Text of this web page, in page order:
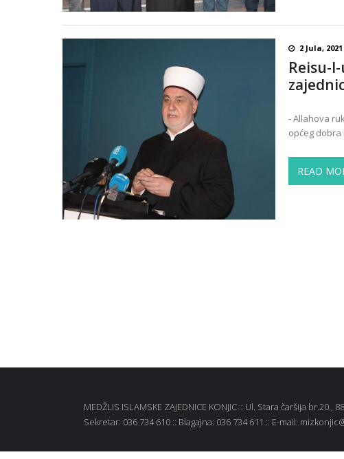
2 Jula, 2021
Reisu-
- Allahova
općeg
READ
MEDŽLIS ISLAMSKE ZAJEDNICE KONJIC :: Ul. Stara čaršija br.20.,
Sekretar: 036 734 610 :: Blagajna: 036 734 611 :: E-mail: